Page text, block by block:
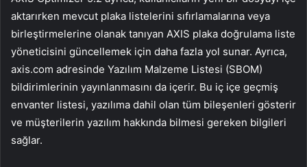
aktarırken mevcut plaka listelerini sıfırlamalarına veya
birleştirmelerine olanak tanıyan AXIS plaka doğrulama liste
yöneticisini güncellemek için daha fazla yol sunar. Ayrıca,
axis.com adresinde Yazılım Malzeme Listesi (SBOM)
bildirimlerinin yayınlanmasını da içerir. Bu iç içe geçmiş
envanter listesi, yazılıma dahil olan tüm bileşenleri gösterir
ve müşterilerin yazılım hakkında bilmesi gereken bilgileri
sağlar.